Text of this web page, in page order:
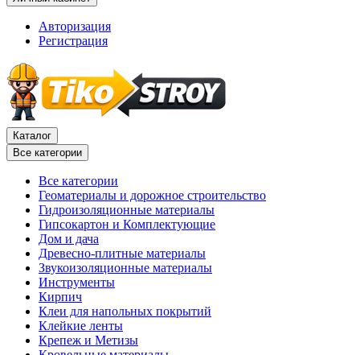
Авторизация
Регистрация
Каталог
Все категории
Все категории
Геоматериалы и дорожное строительство
Гидроизоляционные материалы
Гипсокартон и Комплектующие
Дом и дача
Древесно-плитные материалы
Звукоизоляционные материалы
Инструменты
Кирпич
Клеи для напольных покрытий
Клейкие ленты
Крепеж и Метизы